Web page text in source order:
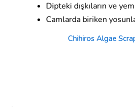
Dipteki dışkıların ve
Camlarda biriken
Chihiros Algae